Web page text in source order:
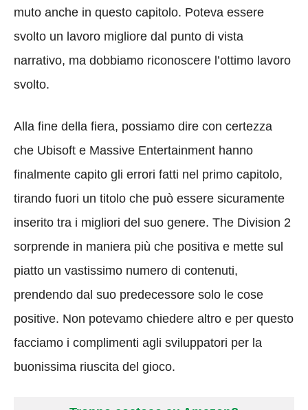
muto anche in questo capitolo. Poteva essere
svolto un lavoro migliore dal punto di vista
narrativo, ma dobbiamo riconoscere l’ottimo lavoro
svolto.
Alla fine della fiera, possiamo dire con certezza
che Ubisoft e Massive Entertainment hanno
finalmente capito gli errori fatti nel primo capitolo,
tirando fuori un titolo che può essere sicuramente
inserito tra i migliori del suo genere. The Division 2
sorprende in maniera più che positiva e mette sul
piatto un vastissimo numero di contenuti,
prendendo dal suo predecessore solo le cose
positive. Non potevamo chiedere altro e per questo
facciamo i complimenti agli sviluppatori per la
buonissima riuscita del gioco.